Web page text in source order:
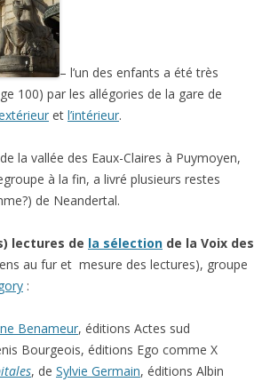
– l’un des enfants a été très
100) par les allégories de la gare de
et l’intérieur.
la vallée des Eaux-Claires à Puymoyen,
à la fin, a livré plusieurs restes
de Neandertal.
lectures de la sélection de la Voix des
au fur et mesure des lectures), groupe
:
Benameur, éditions Actes sud
Bourgeois, éditions Ego comme X
, de Sylvie Germain, éditions Albin